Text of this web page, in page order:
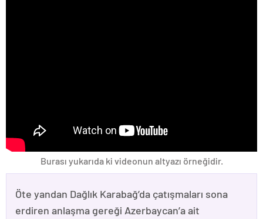
Burası yukarıda ki videonun altyazı örneğidir.
Öte yandan Dağlık Karabağ’da çatışmaları sona
erdiren anlaşma gereği Azerbaycan’a ait